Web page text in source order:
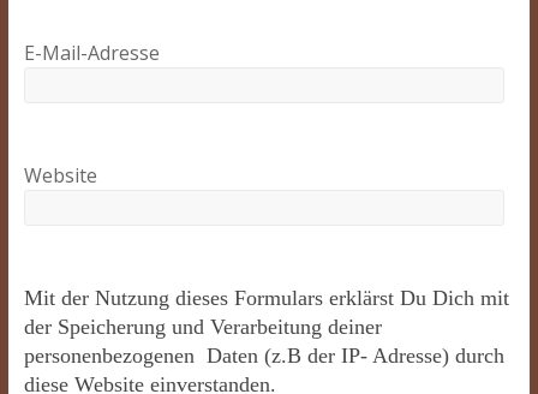
E-Mail-Adresse
Website
Mit der Nutzung dieses Formulars erklärst Du Dich mit
der Speicherung und Verarbeitung deiner
personenbezogenen Daten (z.B der IP- Adresse) durch
diese Website einverstanden.